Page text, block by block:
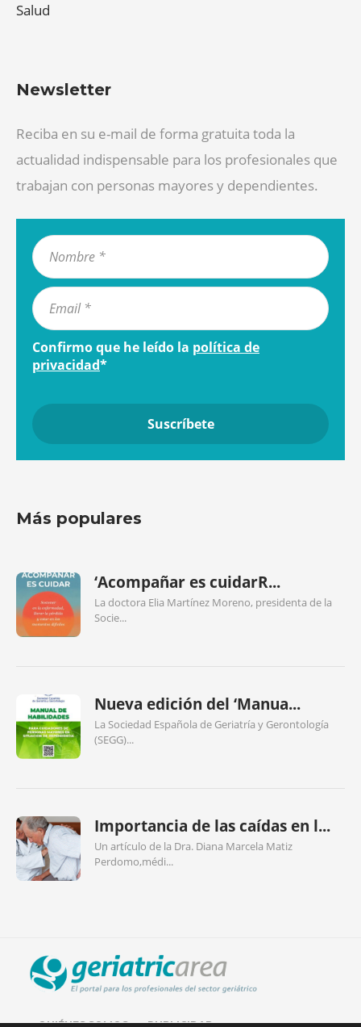
Salud
Newsletter
Reciba en su e-mail de forma gratuita toda la
actualidad indispensable para los profesionales que
trabajan con personas mayores y dependientes.
Confirmo que he leído la política de
privacidad*
Más populares
‘Acompañar es cuidarR...
La doctora Elia Martínez Moreno, presidenta de la
Socie...
Nueva edición del ‘Manua...
La Sociedad Española de Geriatría y Gerontología
(SEGG)...
Importancia de las caídas en l...
Un artículo de la Dra. Diana Marcela Matiz
Perdomo,médi...